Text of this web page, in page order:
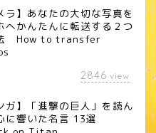
ラ】あなたの大切な写真を
へかんたんに転送する２つ
How to transfer
2846 view
ガ】「進撃の巨人」を読ん
に響いた名言 13選